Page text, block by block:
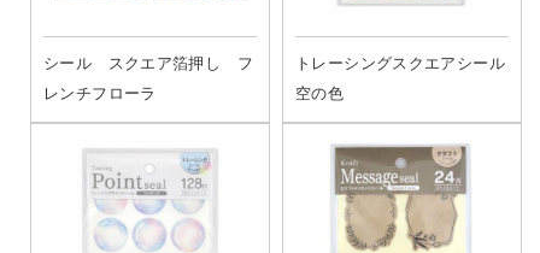
シール スクエア箔押し フ
レンチフローラ
トレーシングスクエアシール
空の色